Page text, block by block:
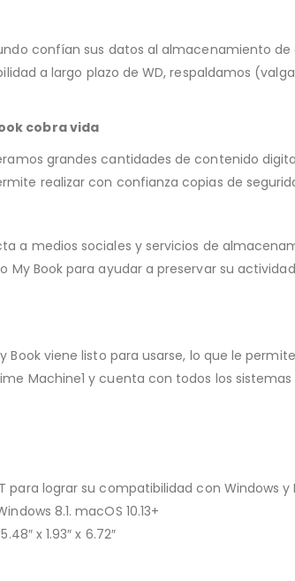
confían sus datos al almacenamiento
a largo plazo de WD, respaldamos
cobra vida
grandes cantidades de contenido
realizar con confianza copias de
a medios sociales y servicios de
My Book para ayudar a preservar su
Book viene listo para usarse, lo que le
Machine1 y cuenta con todos los
para lograr su compatibilidad con Windows
8.1. macOS 10.13+
x 1.93″ x 6.72″